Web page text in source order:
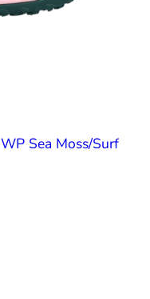
Sea Moss/Surf